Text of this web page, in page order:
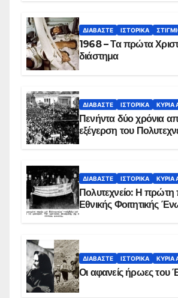
ΔΙΑΒΆΣΤΕ ΙΣΤΟΡΙΚΆ
1968 – Τα πρώτα
διάστημα
ΔΙΑΒΆΣΤΕ ΙΣΤΟΡΙΚΆ ΚΥΡΙΑ
Πενήντα δύο χρόνια
εξέγερση του
ΔΙΑΒΆΣΤΕ ΙΣΤΟΡΙΚΆ ΚΥΡΙΑ
Πολυτεχνείο: Η πρώτη
Εθνικής Φοιτητικής
ΔΙΑΒΆΣΤΕ ΙΣΤΟΡΙΚΆ ΚΥΡΙΑ
Οι αφανείς ήρωες του